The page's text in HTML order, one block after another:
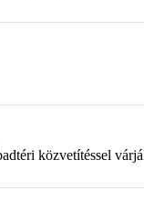
közvetítéssel